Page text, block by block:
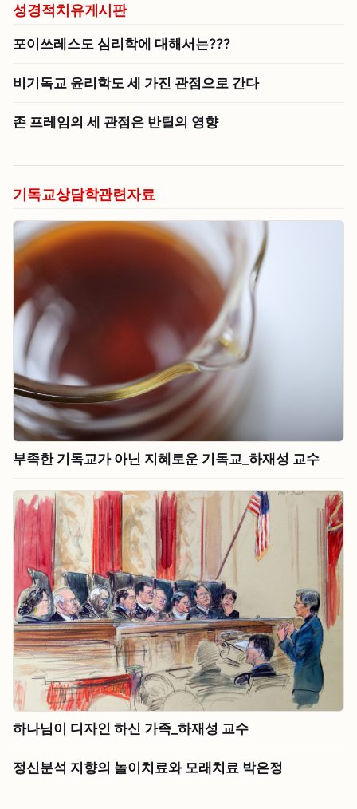
성경적치유게시판
포이쓰레스도 심리학에 대해서는???
비기독교 윤리학도 세 가진 관점으로 간다
존 프레임의 세 관점은 반틸의 영향
기독교상담학관련자료
부족한 기독교가 아닌 지혜로운 기독교_하재성 교수
하나님이 디자인 하신 가족_하재성 교수
정신분석 지향의 놀이치료와 모래치료 박은정